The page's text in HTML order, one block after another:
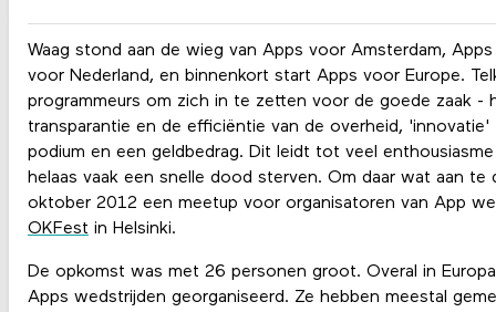
Waag stond aan de wieg van Apps voor Amsterdam,
voor Nederland, en binnenkort start Apps voor Europe.
programmeurs om zich in te zetten voor de goede zaak -
transparantie en de efficiëntie van de overheid, 'innovatie'
podium en een geldbedrag. Dit leidt tot veel
helaas vaak een snelle dood sterven. Om daar wat aan
oktober 2012 een meetup voor organisatoren van App
OKFest in Helsinki.
De opkomst was met 26 personen groot. Overal in
Apps wedstrijden georganiseerd. Ze hebben meestal